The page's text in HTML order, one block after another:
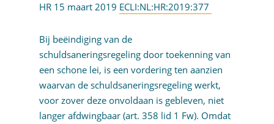
HR 15 maart 2019 ECLI:NL:HR:2019:377
Bij beëindiging van de
schuldsaneringsregeling door toekenning van
een schone lei, is een vordering ten aanzien
waarvan de schuldsaneringsregeling werkt,
voor zover deze onvoldaan is gebleven, niet
langer afdwingbaar (art. 358 lid 1 Fw). Omdat